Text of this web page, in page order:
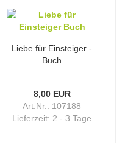
Liebe für Einsteiger -
Buch
8,00 EUR
Art.Nr.: 107188
Lieferzeit: 2 - 3 Tage